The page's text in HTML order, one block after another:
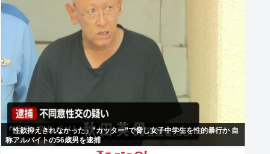
「性欲抑えきれなかった」”カッター”で脅し女子中学生を性的暴行か 自
称アルバイトの56歳男を逮捕